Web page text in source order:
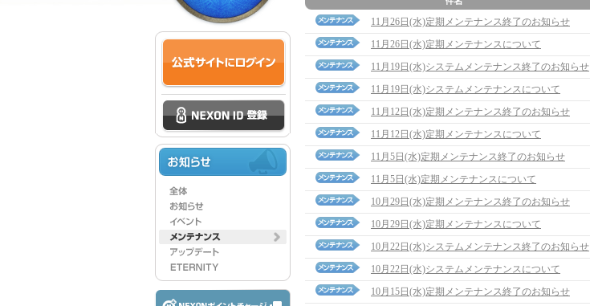
11月26日(水)定期メンテナンス終了のお知らせ
11月26日(水)定期メンテナンスについて
11月19日(水)システムメンテナンス終了のお知らせ
11月19日(水)システムメンテナンスについて
11月12日(水)定期メンテナンス終了のお知らせ
11月12日(水)定期メンテナンスについて
11月5日(水)定期メンテナンス終了のお知らせ
11月5日(水)定期メンテナンスについて
10月29日(水)定期メンテナンス終了のお知らせ
10月29日(水)定期メンテナンスについて
10月22日(水)システムメンテナンス終了のお知らせ
10月22日(水)システムメンテナンスについて
10月15日(水)定期メンテナンス終了のお知らせ